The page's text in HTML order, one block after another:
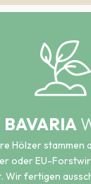
BAVARIA
Hölzer
oder EU-
Wir fertigen